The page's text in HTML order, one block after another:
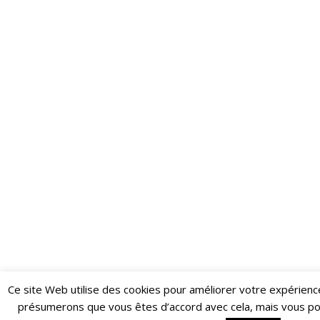
Restez informé·e des dernières actualités du Poing !
Ce site Web utilise des cookies pour améliorer votre
présumerons que vous êtes d’accord avec cela, mais vous